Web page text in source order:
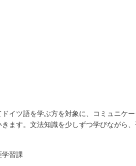
イツ語を学ぶ方を対象に、コミュニケ
ます。文法知識を少しずつ学びながら
習課